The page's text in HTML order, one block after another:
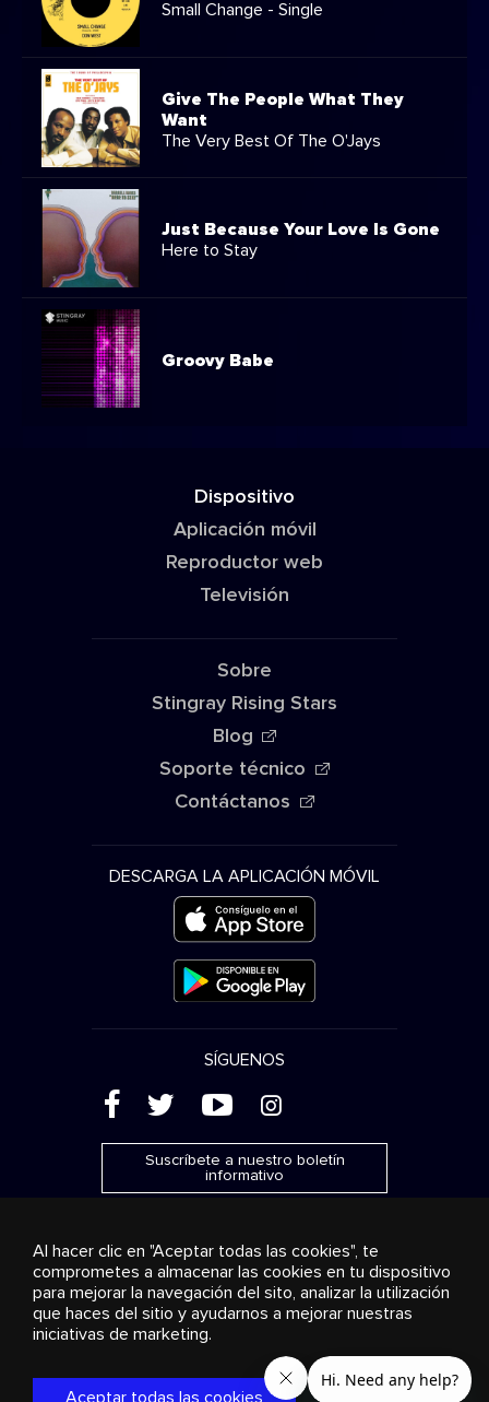
Small Change - Single
Give The People What They
Want
The Very Best Of The O'Jays
Just Because Your Love Is Gone
Here to Stay
Groovy Babe
Dispositivo
Aplicación móvil
Reproductor web
Televisión
Sobre
Stingray Rising Stars
Blog
Soporte técnico
Contáctanos
DESCARGA LA APLICACIÓN MÓVIL
SÍGUENOS
( ' + &
Suscríbete a nuestro boletín
informativo
Publicidad Transmisión y distribución
Productos de
consumo
Soluciones empresariales Radio
Sobre
nosotros
© 2018-2025 Stingray Group Inc. Todos los derechos
reservados. STINGRAY®, STINGRAY® MUSIC y otras marcas y
Al hacer clic en "Aceptar todas las cookies", te
comprometes a almacenar las cookies en tu dispositivo
para mejorar la navegación del sito, analizar la utilización
que haces del sitio y ayudarnos a mejorar nuestras
iniciativas de marketing.
Aceptar todas las cookies